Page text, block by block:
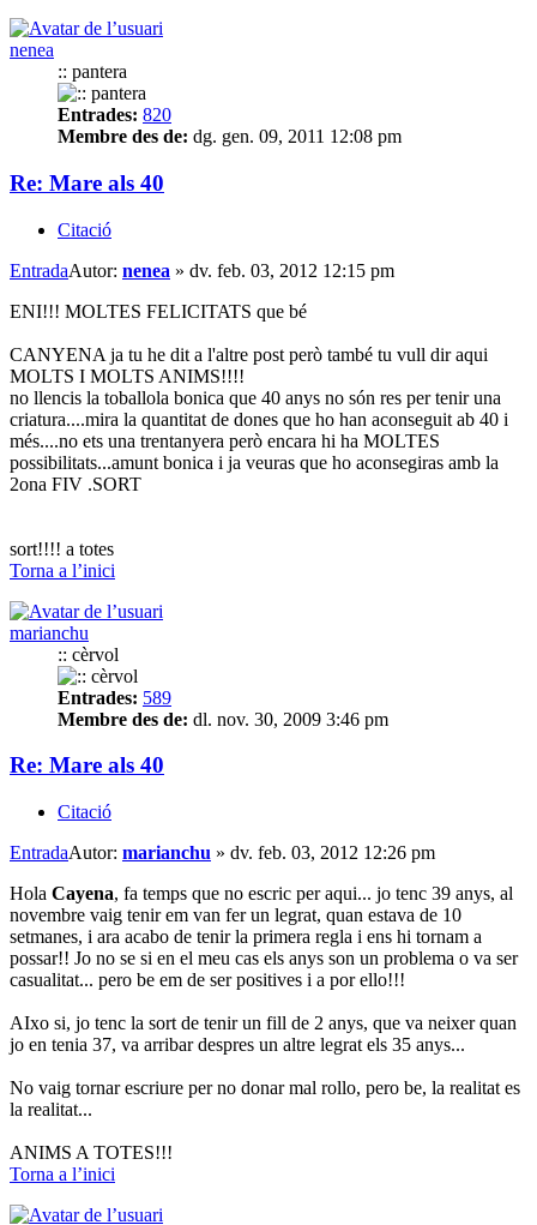
nenea
:: pantera
Entrades: 820
Membre des de: dg. gen. 09, 2011 12:08 pm
Re: Mare als 40
Citació
EntradaAutor: nenea » dv. feb. 03, 2012 12:15 pm
ENI!!! MOLTES FELICITATS que bé
CANYENA ja tu he dit a l'altre post però també tu vull dir aqui
MOLTS I MOLTS ANIMS!!!!
no llencis la toballola bonica que 40 anys no són res per tenir una
criatura....mira la quantitat de dones que ho han aconseguit ab 40 i
més....no ets una trentanyera però encara hi ha MOLTES
possibilitats...amunt bonica i ja veuras que ho aconsegiras amb la
2ona FIV .SORT
sort!!!! a totes
Torna a l’inici
marianchu
:: cèrvol
Entrades: 589
Membre des de: dl. nov. 30, 2009 3:46 pm
Re: Mare als 40
Citació
EntradaAutor: marianchu » dv. feb. 03, 2012 12:26 pm
Hola Cayena, fa temps que no escric per aqui... jo tenc 39 anys, al
novembre vaig tenir em van fer un legrat, quan estava de 10
setmanes, i ara acabo de tenir la primera regla i ens hi tornam a
possar!! Jo no se si en el meu cas els anys son un problema o va ser
casualitat... pero be em de ser positives i a por ello!!!
AIxo si, jo tenc la sort de tenir un fill de 2 anys, que va neixer quan
jo en tenia 37, va arribar despres un altre legrat els 35 anys...
No vaig tornar escriure per no donar mal rollo, pero be, la realitat es
la realitat...
ANIMS A TOTES!!!
Torna a l’inici